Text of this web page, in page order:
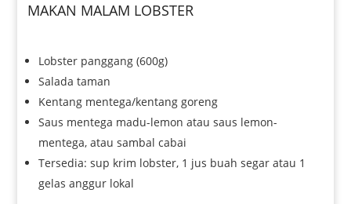
MAKAN MALAM LOBSTER
Lobster panggang (600g)
Salada taman
Kentang mentega/kentang goreng
Saus mentega madu-lemon atau saus lemon-
mentega, atau sambal cabai
Tersedia: sup krim lobster, 1 jus buah segar atau 1
gelas anggur lokal